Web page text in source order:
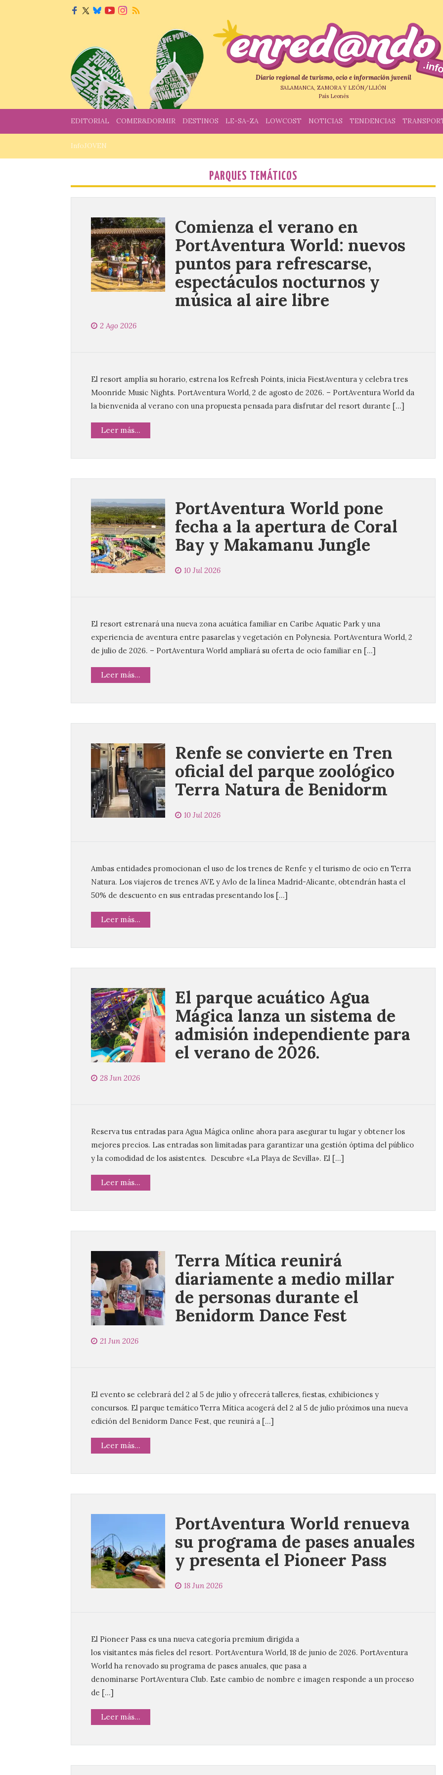
Diario regional de turismo, ocio e información juvenil
SALAMANCA, ZAMORA Y LEÓN/LLIÓN
País Leonés
EDITORIAL COMER&DORMIR DESTINOS LE-SA-ZA LOWCOST NOTICIAS TENDENCIAS
InfoJOVEN
PARQUES TEMÁTICOS
Comienza el verano en
PortAventura World: nuevos
puntos para refrescarse,
espectáculos nocturnos y
música al aire libre
2 Ago 2026
El resort amplía su horario, estrena los Refresh Points, inicia FiestAventura y celebra tres
Moonride Music Nights. PortAventura World, 2 de agosto de 2026. – PortAventura World da
la bienvenida al verano con una propuesta pensada para disfrutar del resort durante […]
Leer más...
PortAventura World pone
fecha a la apertura de Coral
Bay y Makamanu Jungle
10 Jul 2026
El resort estrenará una nueva zona acuática familiar en Caribe Aquatic Park y una
experiencia de aventura entre pasarelas y vegetación en Polynesia. PortAventura World, 2
de julio de 2026. – PortAventura World ampliará su oferta de ocio familiar en […]
Leer más...
Renfe se convierte en Tren
oficial del parque zoológico
Terra Natura de Benidorm
10 Jul 2026
Ambas entidades promocionan el uso de los trenes de Renfe y el turismo de ocio en Terra
Natura. Los viajeros de trenes AVE y Avlo de la línea Madrid-Alicante, obtendrán hasta el
50% de descuento en sus entradas presentando los […]
Leer más...
El parque acuático Agua
Mágica lanza un sistema de
admisión independiente para
el verano de 2026.
28 Jun 2026
Reserva tus entradas para Agua Mágica online ahora para asegurar tu lugar y obtener los
mejores precios. Las entradas son limitadas para garantizar una gestión óptima del público
y la comodidad de los asistentes. Descubre «La Playa de Sevilla». El […]
Leer más...
Terra Mítica reunirá
diariamente a medio millar
de personas durante el
Benidorm Dance Fest
21 Jun 2026
El evento se celebrará del 2 al 5 de julio y ofrecerá talleres, fiestas, exhibiciones y
concursos. El parque temático Terra Mítica acogerá del 2 al 5 de julio próximos una nueva
edición del Benidorm Dance Fest, que reunirá a […]
Leer más...
PortAventura World renueva
su programa de pases anuales
y presenta el Pioneer Pass
18 Jun 2026
El Pioneer Pass es una nueva categoría premium dirigida a
los visitantes más fieles del resort. PortAventura World, 18 de junio de 2026. PortAventura
World ha renovado su programa de pases anuales, que pasa a
denominarse PortAventura Club. Este cambio de nombre e imagen responde a un proceso
de […]
Leer más...